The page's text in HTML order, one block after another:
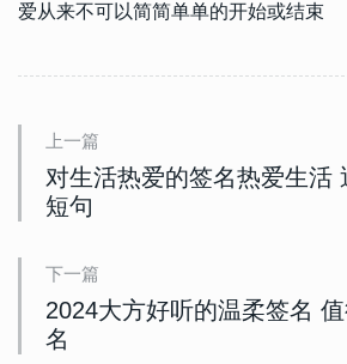
爱从来不可以简简单单的开始或结束
上一篇
对生活热爱的签名热爱生活
短句
下一篇
2024大方好听的温柔签名
名